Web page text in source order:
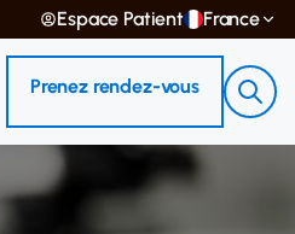
Espace Patient France
Prenez rendez-vous